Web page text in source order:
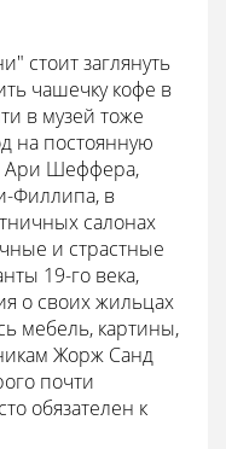
стоит заглянуть
чашечку кофе в
в музей тоже
на постоянную
Ари Шеффера,
Филлипа, в
салонах
и страстные
19-го века,
о своих жильцах
мебель, картины,
Жорж Санд
почти
обязателен к